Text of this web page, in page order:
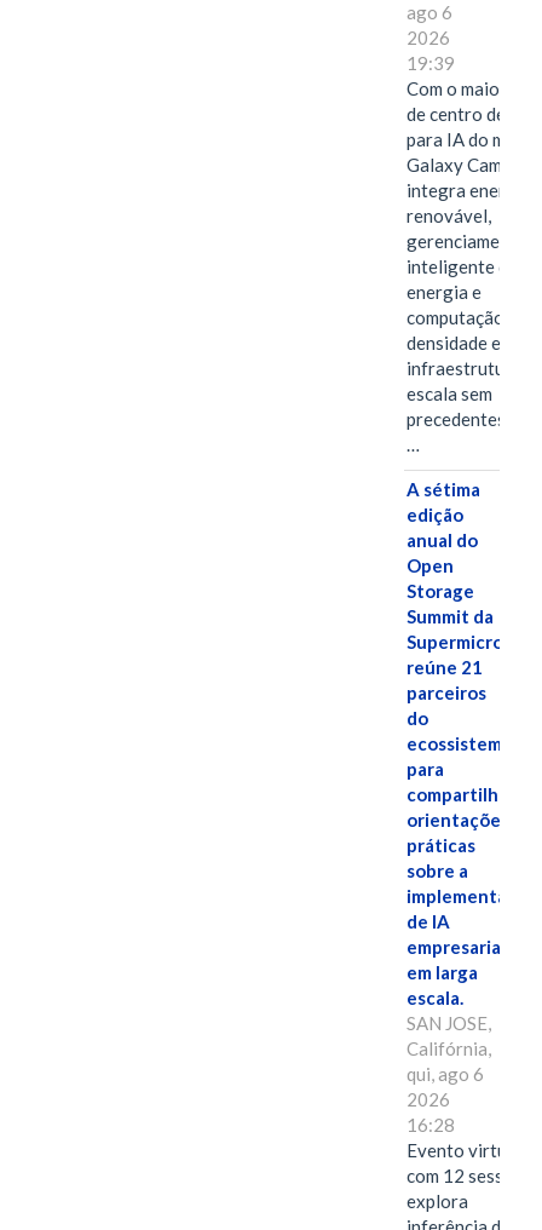
ago 6
2026
19:39
Com o maior
de centro de
para IA do
Galaxy Campus
integra energia
renovável,
gerenciamento
inteligente de
energia e
computação de
densidade em
infraestrutura
escala sem
…
A sétima
edição
anual do
Open
Storage
Summit da
Supermicro
reúne 21
parceiros
do
ecossistema
para
compartilhar
orientações
práticas
sobre a
implementação
de IA
empresarial
em larga
escala.
SAN JOSE,
Califórnia,
qui, ago 6
2026
16:28
Evento virtual
com 12 sessões
explora